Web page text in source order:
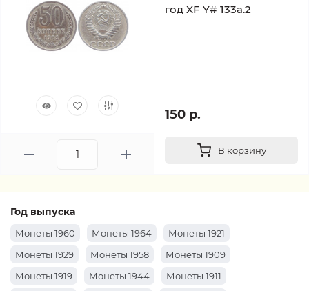
год XF Y# 133a.2
150 р.
В корзину
Год выпуска
Монеты 1960 Монеты 1964
Монеты 1921
Монеты 1929
Монеты 1958
Монеты 1909
Монеты 1919
Монеты 1944
Монеты 1911